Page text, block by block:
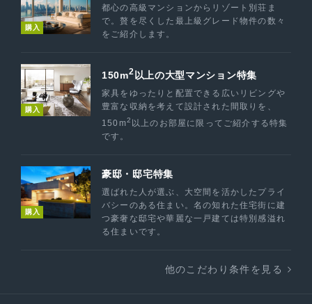
購入
都心の高級マンションからリゾート別荘ま
で。贅を尽くした最上級グレード物件の数々
をご紹介します。
購入
150m2 以上の大型マンション特集
家具をゆったりと配置できる広いリビングや
豊富な収納を考えて設計された間取りを、
150m2 以上のお部屋に限ってご紹介する特集
です。
購入
豪邸・邸宅特集
選ばれた人が選ぶ、大空間を活かしたプライ
バシーのある住まい。名の知れた住宅街に建
つ豪奢な邸宅や華麗な一戸建ては特別感溢れ
る住まいです。
他のこだわり条件を見る